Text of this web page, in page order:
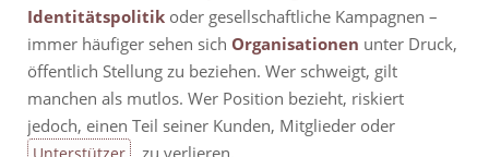
Identitätspolitik oder gesellschaftliche Kampagnen –
immer häufiger sehen sich Organisationen unter Druck,
öffentlich Stellung zu beziehen. Wer schweigt, gilt
manchen als mutlos. Wer Position bezieht, riskiert
jedoch, einen Teil seiner Kunden, Mitglieder oder